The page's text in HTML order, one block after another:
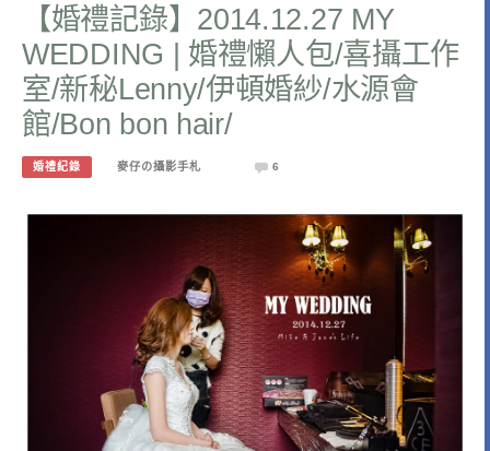
【婚禮記錄】2014.12.27 MY
WEDDING | 婚禮懶人包/喜攝工作
室/新秘Lenny/伊頓婚紗/水源會
館/Bon bon hair/
婚禮紀錄 麥仔の攝影手札 6